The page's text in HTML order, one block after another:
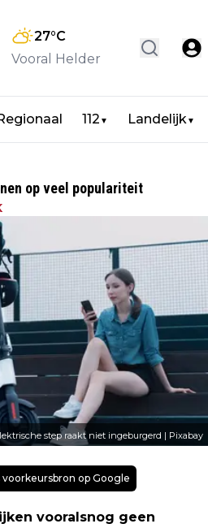
27°C
Vooral Helder
112 ▼ Landelijk▼
op veel populariteit
step raakt niet ingeburgerd | Pixabay
voorkeursbron op Google
vooralsnog geen